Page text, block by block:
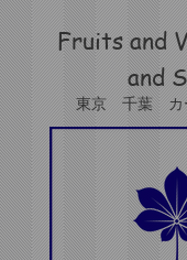
Fruits and
and
東京 千葉 カ